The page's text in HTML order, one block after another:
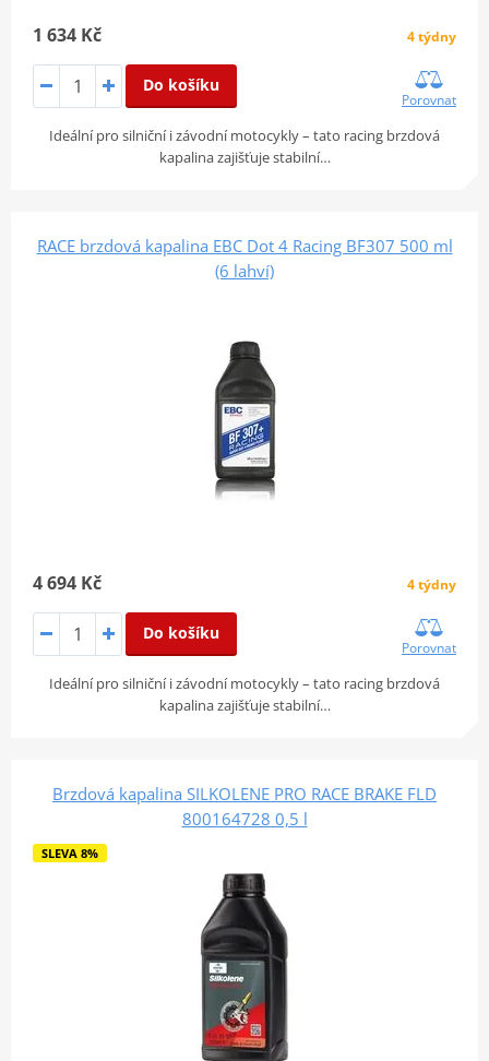
1 634 Kč 4 týdny
Do košíku
Porovnat
Ideální pro silniční i závodní motocykly – tato racing brzdová
kapalina zajišťuje stabilní…
RACE brzdová kapalina EBC Dot 4 Racing BF307 500 ml
(6 lahví)
4 694 Kč 4 týdny
Do košíku
Porovnat
Ideální pro silniční i závodní motocykly – tato racing brzdová
kapalina zajišťuje stabilní…
Brzdová kapalina SILKOLENE PRO RACE BRAKE FLD
800164728 0,5 l
SLEVA 8%